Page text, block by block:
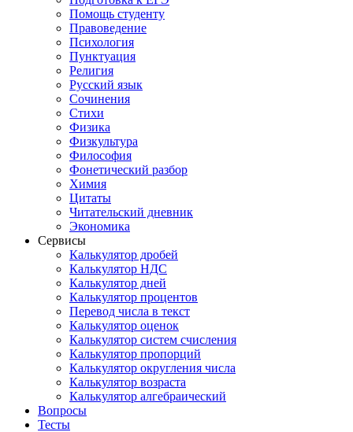
Помощь студенту
Правоведение
Психология
Пунктуация
Религия
Русский язык
Сочинения
Стихи
Физика
Физкультура
Философия
Фонетический разбор
Химия
Цитаты
Читательский дневник
Экономика
Сервисы
Калькулятор дробей
Калькулятор НДС
Калькулятор дней
Калькулятор процентов
Перевод числа в текст
Калькулятор оценок
Калькулятор систем счисления
Калькулятор пропорций
Калькулятор округления числа
Калькулятор возраста
Калькулятор алгебраический
Вопросы
Тесты